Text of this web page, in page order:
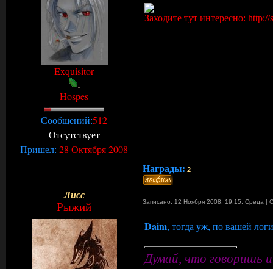
Exquisitor
Hospes
Сообщений:512
Отсутствует
Пришел: 28 Октября 2008
Заходите тут интересно:
Награды: 2
Лисс
Рыжий Записано: 12 Ноября 2008, 19:15, Среда |
Daim, тогда уж, по вашей
Думай, что говоришь